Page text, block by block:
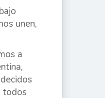
unen,
a
todos